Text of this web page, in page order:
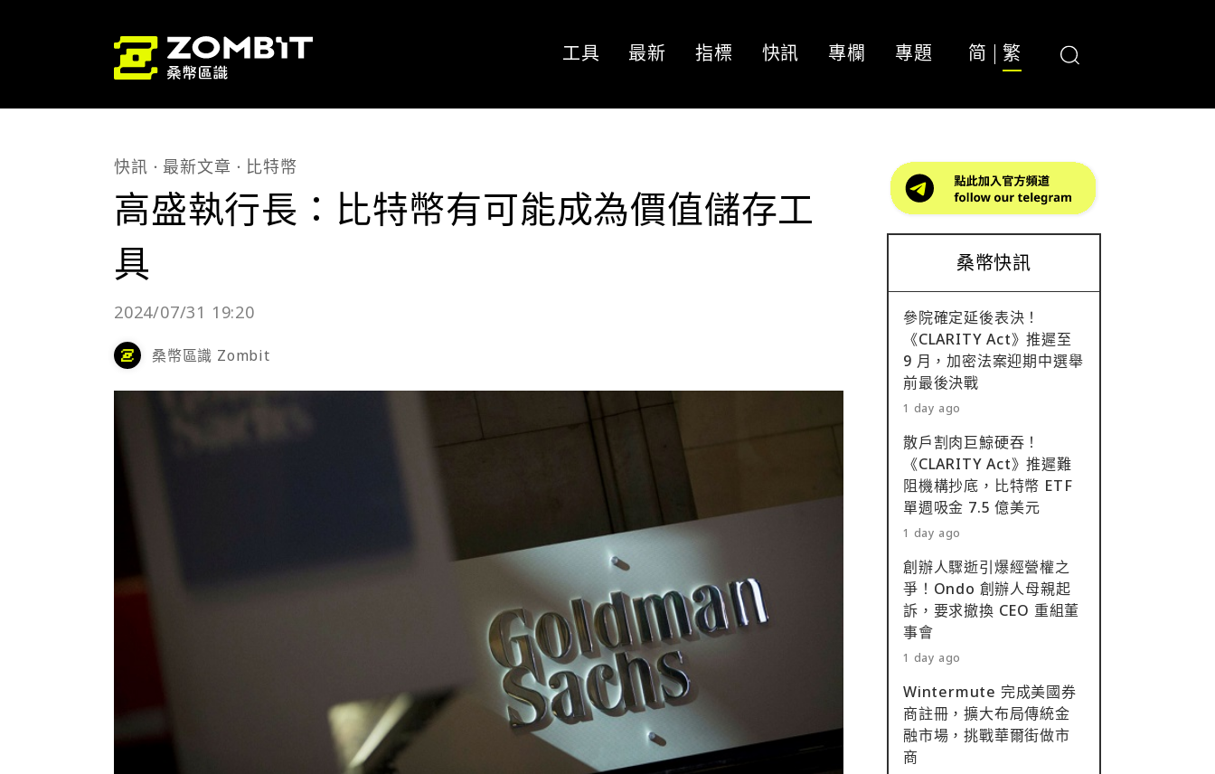
工具 最新 指標 快訊 專欄 專題 简 繁
快訊 最新文章 比特幣
高盛執行長：比特幣有可能成為價值儲存工
具
2024/07/31 19:20
桑幣區識 Zombit
桑幣快訊
參院確定延後表決！
《CLARITY Act》推遲至
9 月，加密法案迎期中選舉
前最後決戰
1 day ago
散戶割肉巨鯨硬吞！
《CLARITY Act》推遲難
阻機構抄底，比特幣 ETF
單週吸金 7.5 億美元
1 day ago
創辦人驟逝引爆經營權之
爭！Ondo 創辦人母親起
訴，要求撤換 CEO 重組董
事會
1 day ago
Wintermute 完成美國券
商註冊，擴大布局傳統金
融市場，挑戰華爾街做市
商